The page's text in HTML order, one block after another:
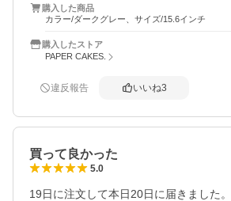
商品が届いてバッグに入れてみると、ち
でした。バッグの中はキズがつかない様
にしてあって、とっても良かったです
ありがとうございました(≧▽≦)
購入した商品
カラー/ダークグレー、サイズ/15.6インチ
購入したストア
PAPER CAKES.
違反報告 いいね3
買って良かった
5.0
19日に注文して本日20日に届きました